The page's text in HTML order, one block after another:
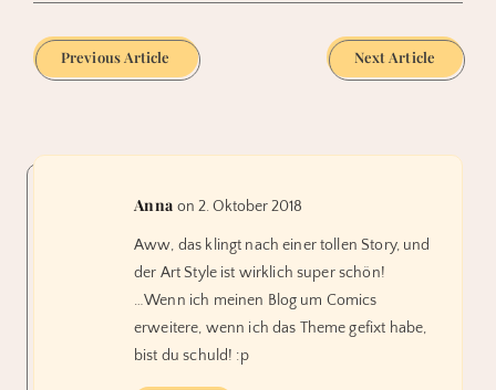
Previous Article Next Article
Anna on 2. Oktober 2018
Aww, das klingt nach einer tollen Story, und
der Art Style ist wirklich super schön!
…Wenn ich meinen Blog um Comics
erweitere, wenn ich das Theme gefixt habe,
bist du schuld! :p